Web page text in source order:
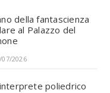
della fantascienza
al Palazzo del
07/2026
poliedrico